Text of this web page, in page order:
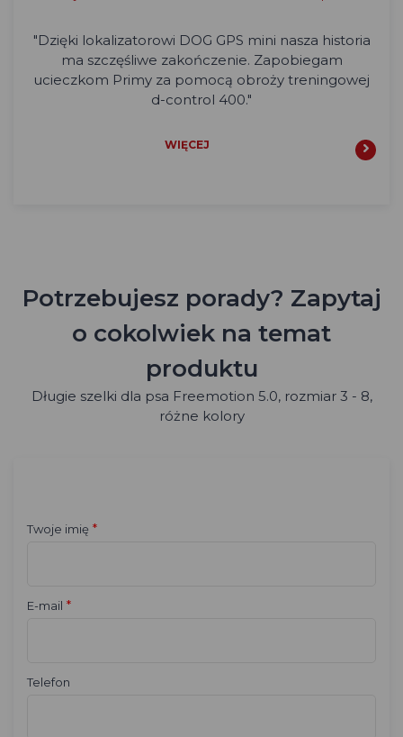
"Dzięki lokalizatorowi DOG GPS mini nasza historia
ma szczęśliwe zakończenie. Zapobiegam
ucieczkom Primy za pomocą obroży treningowej
d-control 400."
WIĘCEJ
Potrzebujesz porady? Zapytaj
o cokolwiek na temat
produktu
Długie szelki dla psa Freemotion 5.0, rozmiar 3 - 8,
różne kolory
Twoje imię *
E-mail *
Telefon